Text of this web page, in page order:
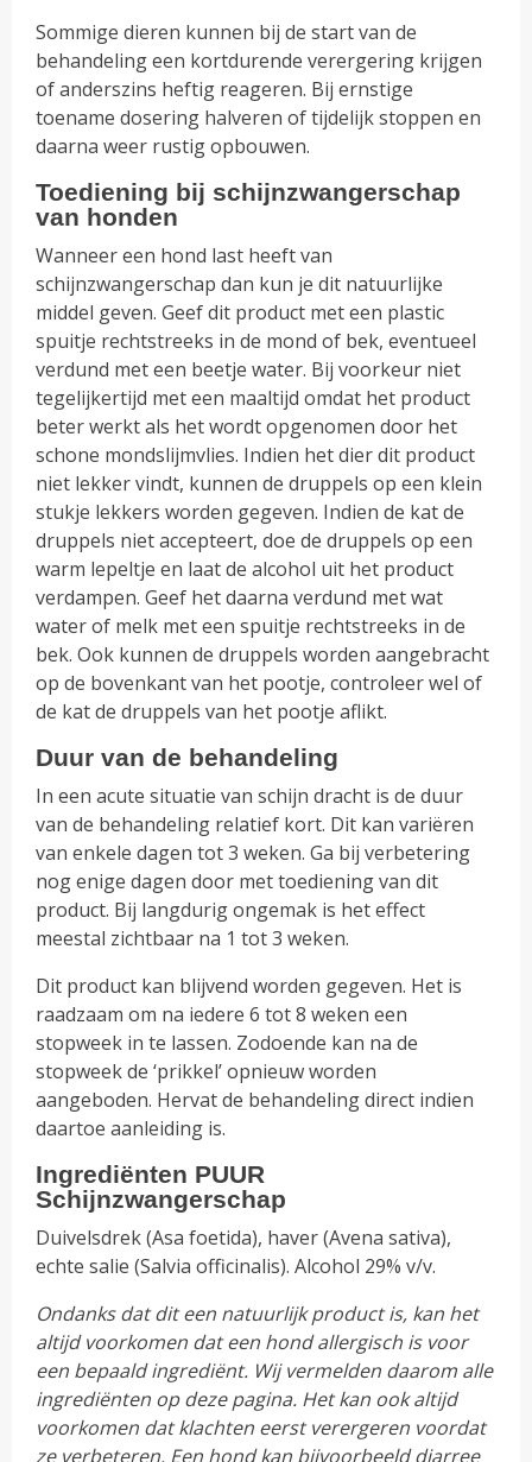
Sommige dieren kunnen bij de start van de
behandeling een kortdurende verergering krijgen
of anderszins heftig reageren. Bij ernstige
toename dosering halveren of tijdelijk stoppen en
daarna weer rustig opbouwen.
Toediening bij schijnzwangerschap
van honden
Wanneer een hond last heeft van
schijnzwangerschap dan kun je dit natuurlijke
middel geven. Geef dit product met een plastic
spuitje rechtstreeks in de mond of bek, eventueel
verdund met een beetje water. Bij voorkeur niet
tegelijkertijd met een maaltijd omdat het product
beter werkt als het wordt opgenomen door het
schone mondslijmvlies. Indien het dier dit product
niet lekker vindt, kunnen de druppels op een klein
stukje lekkers worden gegeven. Indien de kat de
druppels niet accepteert, doe de druppels op een
warm lepeltje en laat de alcohol uit het product
verdampen. Geef het daarna verdund met wat
water of melk met een spuitje rechtstreeks in de
bek. Ook kunnen de druppels worden aangebracht
op de bovenkant van het pootje, controleer wel of
de kat de druppels van het pootje aflikt.
Duur van de behandeling
In een acute situatie van schijn dracht is de duur
van de behandeling relatief kort. Dit kan variëren
van enkele dagen tot 3 weken. Ga bij verbetering
nog enige dagen door met toediening van dit
product. Bij langdurig ongemak is het effect
meestal zichtbaar na 1 tot 3 weken.
Dit product kan blijvend worden gegeven. Het is
raadzaam om na iedere 6 tot 8 weken een
stopweek in te lassen. Zodoende kan na de
stopweek de ‘prikkel’ opnieuw worden
aangeboden. Hervat de behandeling direct indien
daartoe aanleiding is.
Ingrediënten PUUR
Schijnzwangerschap
Duivelsdrek (Asa foetida), haver (Avena sativa),
echte salie (Salvia officinalis). Alcohol 29% v/v.
Ondanks dat dit een natuurlijk product is, kan het
altijd voorkomen dat een hond allergisch is voor
een bepaald ingrediënt. Wij vermelden daarom alle
ingrediënten op deze pagina. Het kan ook altijd
voorkomen dat klachten eerst verergeren voordat
ze verbeteren. Een hond kan bijvoorbeeld diarree